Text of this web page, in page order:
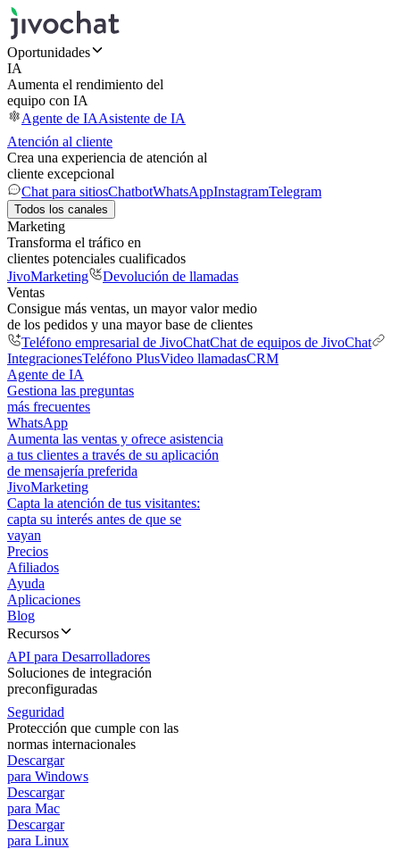
Oportunidades
IA
Aumenta el rendimiento del
equipo con IA
Agente de IAAsistente de IA
Atención al cliente
Crea una experiencia de atención al
cliente excepcional
Chat para sitiosChatbotWhatsAppInstagramTelegram
Todos los canales
Marketing
Transforma el tráfico en
clientes potenciales cualificados
JivoMarketing
Devolución de llamadas
Ventas
Consigue más ventas, un mayor valor medio
de los pedidos y una mayor base de clientes
Teléfono empresarial de JivoChatChat de equipos de JivoChat
IntegracionesTeléfono PlusVideo llamadasCRM
Agente de IA
Gestiona las preguntas
más frecuentes
WhatsApp
Aumenta las ventas y ofrece asistencia
a tus clientes a través de su aplicación
de mensajería preferida
JivoMarketing
Capta la atención de tus visitantes:
capta su interés antes de que se
vayan
Precios
Afiliados
Ayuda
Aplicaciones
Blog
Recursos
API para Desarrolladores
Soluciones de integración
preconfiguradas
Seguridad
Protección que cumple con las
normas internacionales
Descargar
para Windows
Descargar
para Mac
Descargar
para Linux